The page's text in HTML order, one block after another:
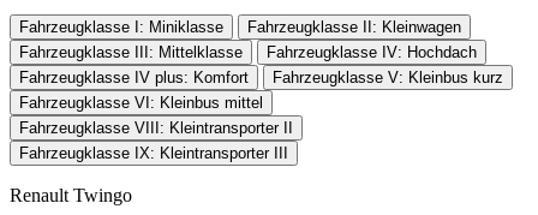
Fahrzeugklasse I: Miniklasse
Fahrzeugklasse II: Kleinwagen
Fahrzeugklasse III: Mittelklasse
Fahrzeugklasse IV: Hochdach
Fahrzeugklasse IV plus: Komfort
Fahrzeugklasse V: Kleinbus kurz
Fahrzeugklasse VI: Kleinbus mittel
Fahrzeugklasse VIII: Kleintransporter II
Fahrzeugklasse IX: Kleintransporter III
Renault Twingo